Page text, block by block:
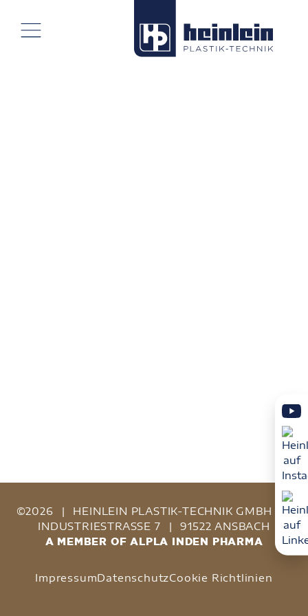
©2026 | HEINLEIN PLASTIK-TECHNIK GMBH
|
INDUSTRIESTRASSE 7
| 91522 ANSBACH
A MEMBER OF ALPLA INDEN PHARMA
ImpressumDatenschutzCookie Richtlinien